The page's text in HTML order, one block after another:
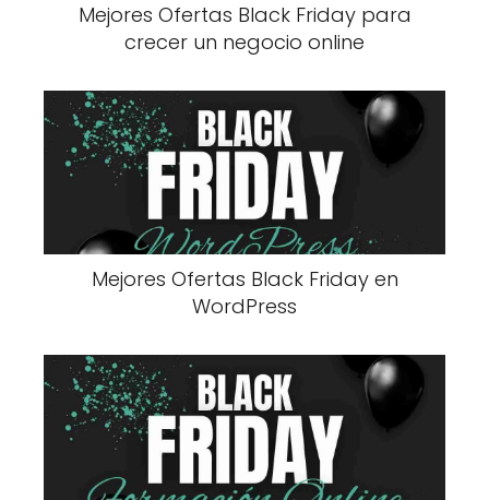
Mejores Ofertas Black Friday para
crecer un negocio online
Mejores Ofertas Black Friday en
WordPress